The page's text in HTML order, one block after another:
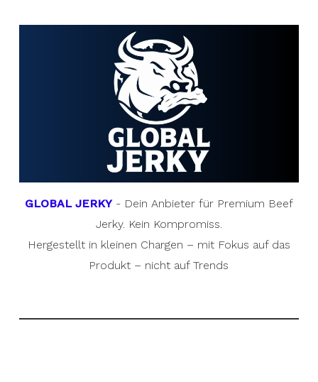
GLOBAL JERKY- Dein Anbieter für Premium Beef
Jerky. Kein Kompromiss.
Hergestellt in kleinen Chargen – mit Fokus auf das
Produkt – nicht auf Trends